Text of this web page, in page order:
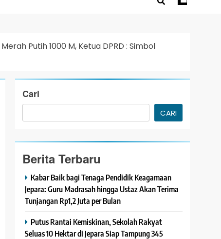
Putih 1000 M, Ketua DPRD : Simbol
Cari
CARI
Berita Terbaru
Kabar Baik bagi Tenaga Pendidik Keagamaan
Jepara: Guru Madrasah hingga Ustaz Akan Terima
Tunjangan Rp1,2 Juta per Bulan
Putus Rantai Kemiskinan, Sekolah Rakyat
Seluas 10 Hektar di Jepara Siap Tampung 345